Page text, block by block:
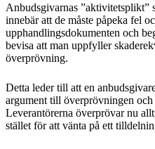
Anbudsgivarnas ”aktivitetsplikt”
innebär att de måste påpeka fel
upphandlingsdokumenten och
bevisa att man uppfyller
överprövning.
Detta leder till att en
argument till överprövningen och
Leverantörerna överprövar nu
stället för att vänta på ett